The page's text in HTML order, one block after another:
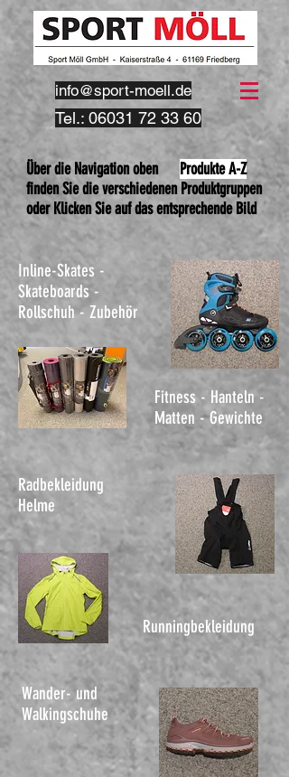
info@sport-moell.de
Tel.: 06031 72 33 60
Über die Navigation oben
Produkte A-Z
finden Sie die verschiedenen Produktgruppen
oder Klicken Sie auf das entsprechende Bild
Inline-Skates -
Skateboards -
Rollschuh - Zubehör
Fitness - Hanteln -
Matten - Gewichte
Radbekleidung
Helme
Runningbekleidung
Wander- und
Walkingschuhe